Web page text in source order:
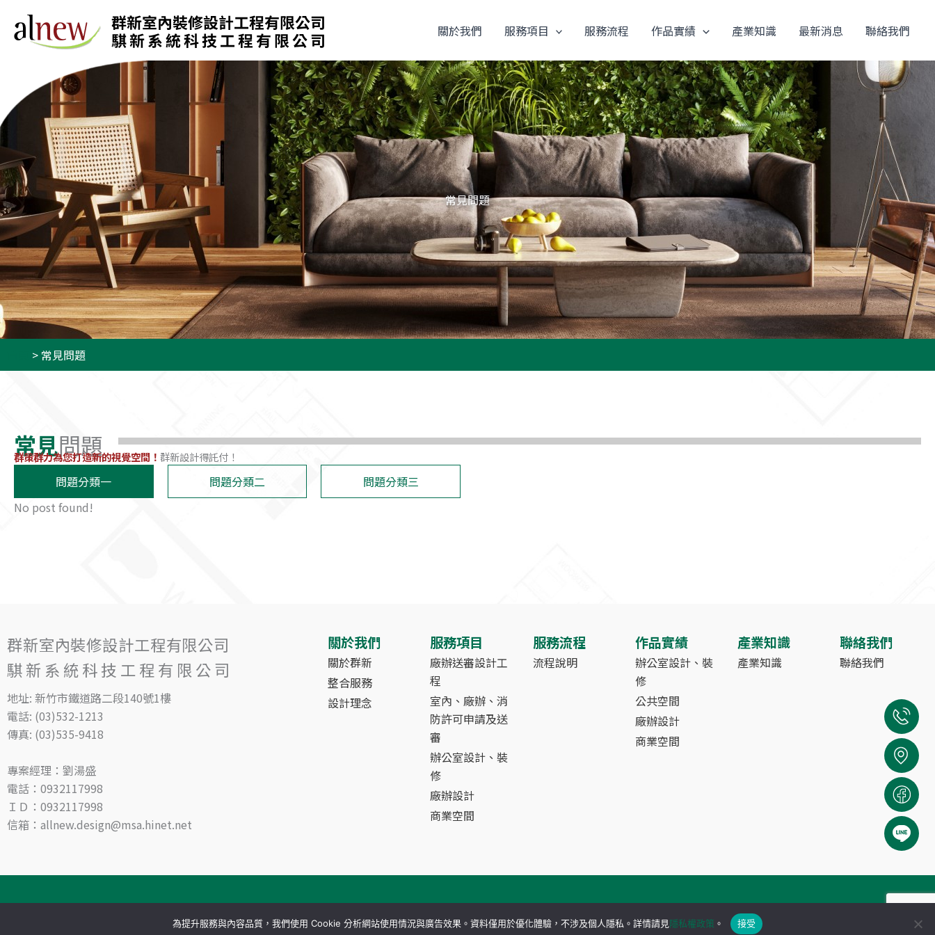
關於我們 服務項目 服務流程 作品實績 產業知識 最新消息 聯絡我們
常見問題
> 常見問題
常見問題
群策群力為您打造新的視覺空間！ 群新設計得託付！
問題分類一 問題分類二
問題分類三
No post found!
群新室內裝修設計工程有限公司
騏新系統科技工程有限公司
地址: 新竹市鐵道路二段140號1樓
電話: (03)532-1213
傳真: (03)535-9418
專案經理：劉湯盛
電話：0932117998
ＩＤ：0932117998
信箱：allnew.design@msa.hinet.net
關於我們
關於群新
整合服務
設計理念
服務項目
廠辦送審設計工
程
室內、廠辦、消
防許可申請及送
審
辦公室設計、裝
修
廠辦設計
商業空間
服務流程
流程說明
作品實績
辦公室設計、裝
修
公共空間
廠辦設計
商業空間
產業知識
產業知識
聯絡我們
聯絡我們
為提升服務與內容品質，我們使用 Cookie 分析網站使用情況與廣告效果。資料僅用於優化體驗，不涉及個人隱私。詳情請見隱私權政策 。 接受